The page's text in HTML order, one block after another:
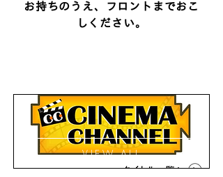
お持ちのうえ、
​フロントまでおこ
しください。
VIEW ALL